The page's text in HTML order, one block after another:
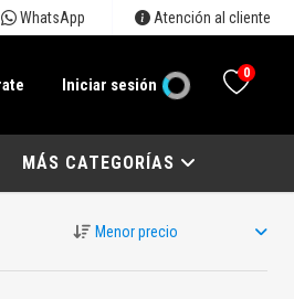
WhatsApp Atención al cliente
Iniciar sesión
0
MÁS CATEGORÍAS